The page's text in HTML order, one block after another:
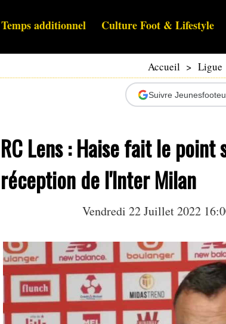
Temps additionnel Culture Foot & Lifestyle
Accueil > Ligue
Suivre
RC Lens : Haise fait le point
réception de l'Inter Milan
Vendredi 22 Juillet 2022